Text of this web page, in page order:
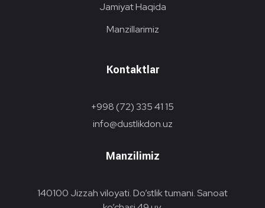
Jamiyat Haqida
Manzillarimiz
Kontaktlar
+998 (72) 335 41 15
info@dustlikdon.uz
Manzilimiz
140100 Jizzah viloyati. Do’stlik tumani. Sanoat